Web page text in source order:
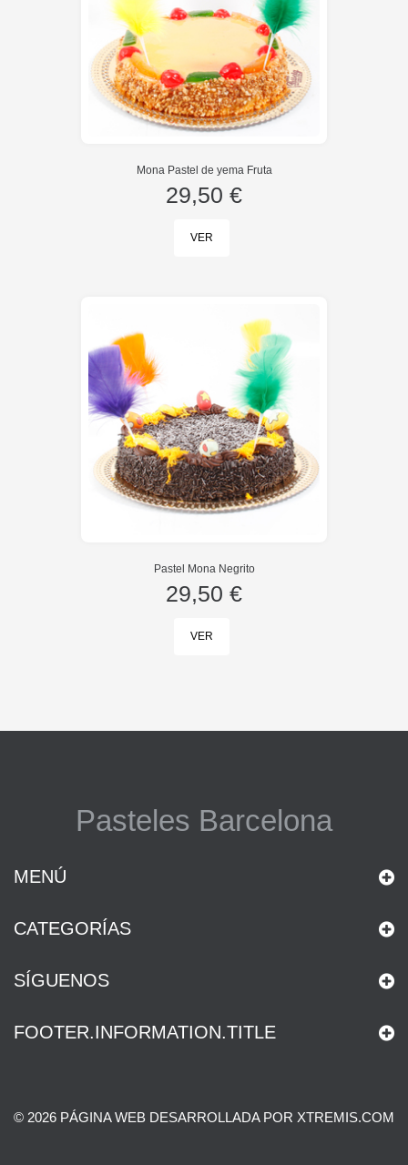
Mona Pastel de yema Fruta
29,50 €
VER
Pastel Mona Negrito
29,50 €
VER
Pasteles Barcelona
MENÚ
© 2026 PÁGINA WEB DESARROLLADA POR XTREMIS.COM
CATEGORÍAS
SÍGUENOS
FOOTER.INFORMATION.TITLE